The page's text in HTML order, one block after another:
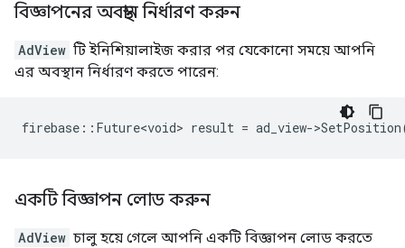
বিজ্ঞাপনের অবস্থান নির্ধারণ করুন
AdView টি ইনিশিয়ালাইজ করার পর যেকোনো সময়ে আপনি
এর অবস্থান নির্ধারণ করতে পারেন:
firebase :: Future<void> result = ad_view->SetPosition
একটি বিজ্ঞাপন লোড করুন
AdView চালু হয়ে গেলে আপনি একটি বিজ্ঞাপন লোড করতে